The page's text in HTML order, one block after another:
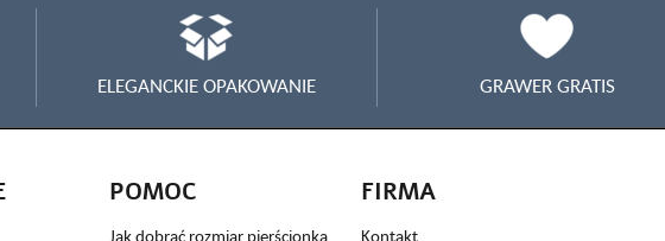
ELEGANCKIE OPAKOWANIE GRAWER GRATIS
POMOC
Jak dobrać rozmiar pierścionka
FIRMA
Kontakt